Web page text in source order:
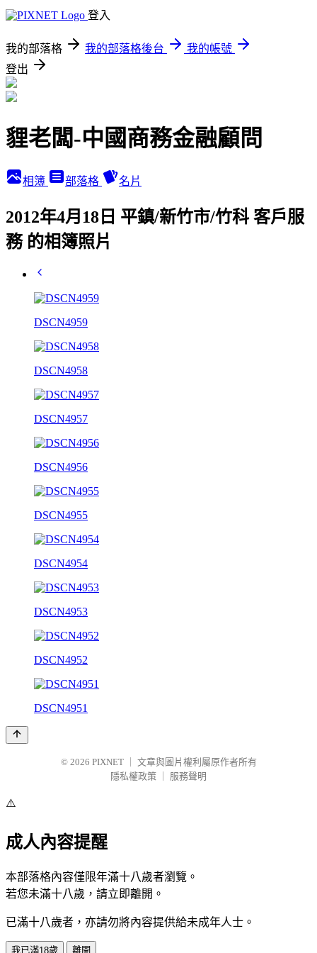
登入
我的部落格 我的部落格後台
我的帳號
登出
貍老闆-中國商務金融顧問
相簿 部落格 名片
2012年4月18日 平鎮/新竹市/竹科 客戶服
務 的相簿照片
DSCN4959
DSCN4958
DSCN4957
DSCN4956
DSCN4955
DSCN4954
DSCN4953
DSCN4952
DSCN4951
© 2026 PIXNET
文章與圖片權利屬原作者所有
隱私權政策
服務聲明
⚠️
成人內容提醒
本部落格內容僅限年滿十八歲者瀏覽。
若您未滿十八歲，請立即離開。
已滿十八歲者，亦請勿將內容提供給未成年人士。
我已滿18歲 離開